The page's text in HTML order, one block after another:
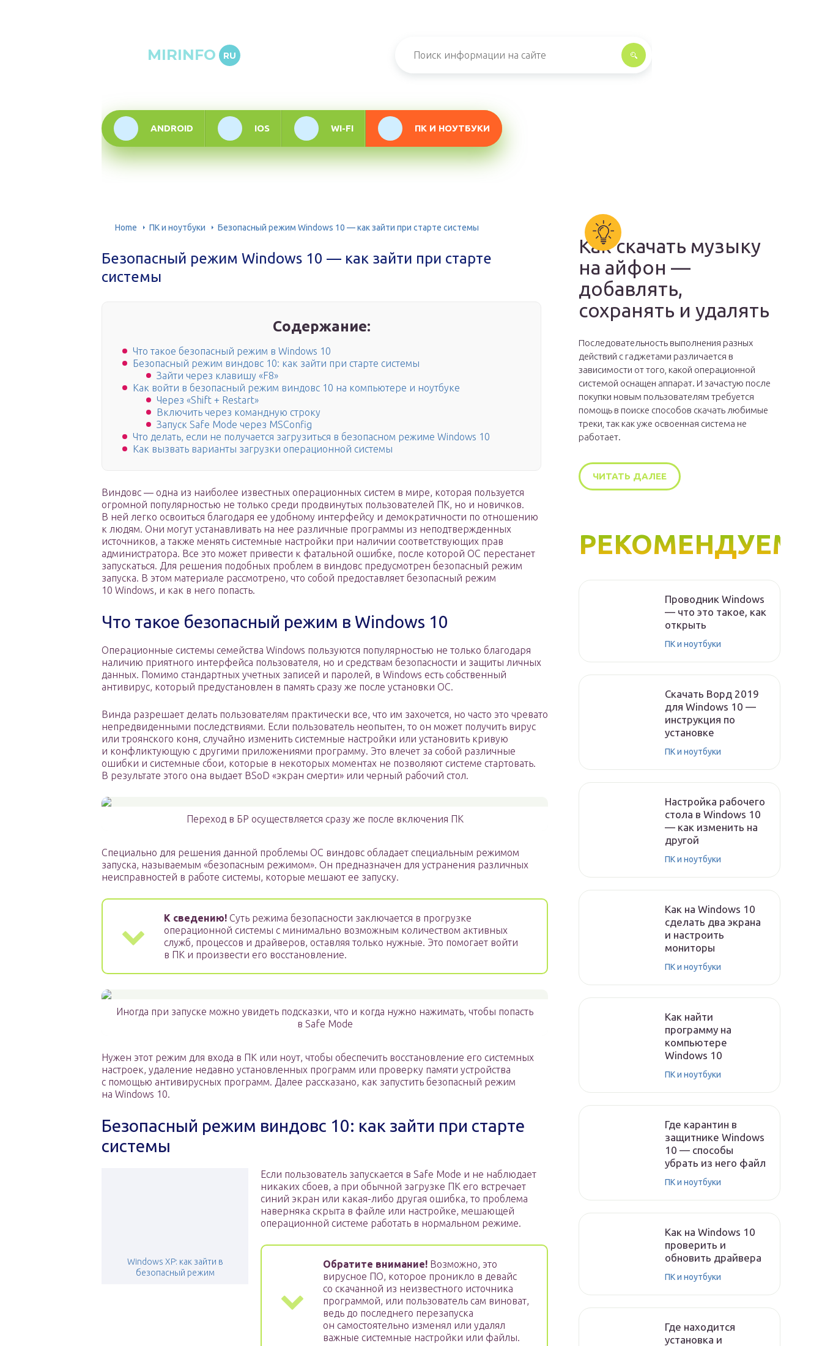
MIRINFO RU
ANDROID IOS WI-FI ПК И НОУТБУКИ
Home ПК и ноутбуки Безопасный режим Windows 10 — как зайти при старте системы
Безопасный режим Windows 10 — как зайти при старте
системы
Содержание:
Что такое безопасный режим в Windows 10
Безопасный режим виндовс 10: как зайти при старте системы
Зайти через клавишу «F8»
Как войти в безопасный режим виндовс 10 на компьютере и ноутбуке
Через «Shift + Restart»
Включить через командную строку
Запуск Safe Mode через MSConfig
Что делать, если не получается загрузиться в безопасном режиме Windows 10
Как вызвать варианты загрузки операционной системы
Виндовс — одна из наиболее известных операционных систем в мире, которая пользуется
огромной популярностью не только среди продвинутых пользователей ПК, но и новичков.
В ней легко освоиться благодаря ее удобному интерфейсу и демократичности по отношению
к людям. Они могут устанавливать на нее различные программы из неподтвержденных
источников, а также менять системные настройки при наличии соответствующих прав
администратора. Все это может привести к фатальной ошибке, после которой ОС перестанет
запускаться. Для решения подобных проблем в виндовс предусмотрен безопасный режим
запуска. В этом материале рассмотрено, что собой предоставляет безопасный режим
10 Windows, и как в него попасть.
Что такое безопасный режим в Windows 10
Операционные системы семейства Windows пользуются популярностью не только благодаря
наличию приятного интерфейса пользователя, но и средствам безопасности и защиты личных
данных. Помимо стандартных учетных записей и паролей, в Windows есть собственный
антивирус, который предустановлен в память сразу же после установки ОС.
Винда разрешает делать пользователям практически все, что им захочется, но часто это чревато
непредвиденными последствиями. Если пользователь неопытен, то он может получить вирус
или троянского коня, случайно изменить системные настройки или установить кривую
и конфликтующую с другими приложениями программу. Это влечет за собой различные
ошибки и системные сбои, которые в некоторых моментах не позволяют системе стартовать.
В результате этого она выдает BSoD «экран смерти» или черный рабочий стол.
Переход в БР осуществляется сразу же после включения ПК
Специально для решения данной проблемы ОС виндовс обладает специальным режимом
запуска, называемым «безопасным режимом». Он предназначен для устранения различных
неисправностей в работе системы, которые мешают ее запуску.
К сведению! Суть режима безопасности заключается в прогрузке
операционной системы с минимально возможным количеством активных
служб, процессов и драйверов, оставляя только нужные. Это помогает войти
в ПК и произвести его восстановление.
Иногда при запуске можно увидеть подсказки, что и когда нужно нажимать, чтобы попасть
в Safe Mode
Нужен этот режим для входа в ПК или ноут, чтобы обеспечить восстановление его системных
настроек, удаление недавно установленных программ или проверку памяти устройства
с помощью антивирусных программ. Далее рассказано, как запустить безопасный режим
на Windows 10.
Безопасный режим виндовс 10: как зайти при старте
системы
Windows XP: как зайти в
безопасный режим
Если пользователь запускается в Safe Mode и не наблюдает
никаких сбоев, а при обычной загрузке ПК его встречает
синий экран или какая-либо другая ошибка, то проблема
наверняка скрыта в файле или настройке, мешающей
операционной системе работать в нормальном режиме.
Обратите внимание! Возможно, это
вирусное ПО, которое проникло в девайс
со скачанной из неизвестного источника
программой, или пользователь сам виноват,
ведь до последнего перезапуска
он самостоятельно изменял или удалял
важные системные настройки или файлы.
Как скачать музыку
на айфон —
добавлять,
сохранять и удалять
Последовательность выполнения разных
действий с гаджетами различается в
зависимости от того, какой операционной
системой оснащен аппарат. И зачастую после
покупки новым пользователям требуется
помощь в поиске способов скачать любимые
треки, так как уже освоенная система не
работает.
ЧИТАТЬ ДАЛЕЕ
РЕКОМЕНДУЕМ
Проводник Windows
— что это такое, как
открыть
ПК и ноутбуки
Скачать Ворд 2019
для Windows 10 —
инструкция по
установке
ПК и ноутбуки
Настройка рабочего
стола в Windows 10
— как изменить на
другой
ПК и ноутбуки
Как на Windows 10
сделать два экрана
и настроить
мониторы
ПК и ноутбуки
Как найти
программу на
компьютере
Windows 10
ПК и ноутбуки
Где карантин в
защитнике Windows
10 — способы
убрать из него файл
ПК и ноутбуки
Как на Windows 10
проверить и
обновить драйвера
ПК и ноутбуки
Где находится
установка и